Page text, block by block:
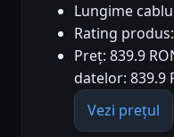
Lungime
Rating
Preț: 839.9
datelor: 839.9
Vezi prețul